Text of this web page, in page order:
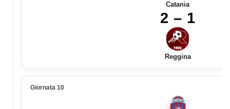
Catania
2 – 1
Reggina
Giornata 10